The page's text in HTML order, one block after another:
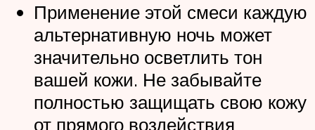
Применение этой смеси каждую
альтернативную ночь может
значительно осветлить тон
вашей кожи. Не забывайте
полностью защищать свою кожу
от прямого воздействия